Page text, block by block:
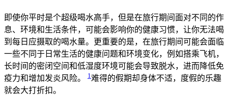
即使你平时是个超级喝水高手，但是在旅行期间面对不同的作
息、环境和生活条件，可能会影响你的健康习惯，让你无法喝
到每日应摄取的喝水量。更重要的是，在旅行期间可能会面临
一些不同于日常生活的健康问题和环境变化，例如搭乘飞机，
长时间的密闭空间和低湿度环境可能会导致脱水，进而降低免
疫力和增加发炎风险。
1 难得的假期却身体不适，度假的乐趣
就会大打折扣。